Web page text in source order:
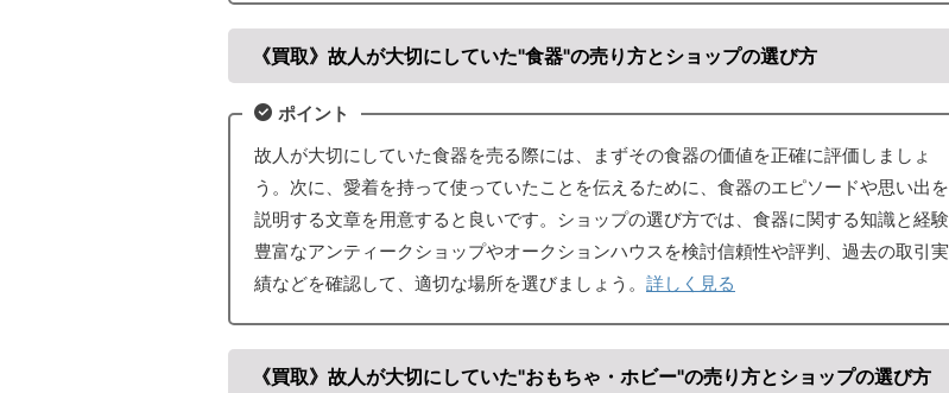
《買取》故人が大切にしていた"食器"の売り方とショップの選び方
ポイント
故人が大切にしていた食器を売る際には、まずその食器の価値を正確に評価しましょ
う。次に、愛着を持って使っていたことを伝えるために、食器のエピソードや思い出を
説明する文章を用意すると良いです。ショップの選び方では、食器に関する知識と経験
豊富なアンティークショップやオークションハウスを検討信頼性や評判、過去の取引実
績などを確認して、適切な場所を選びましょう。 詳しく見る
《買取》故人が大切にしていた"おもちゃ・ホビー"の売り方とショップの選び方